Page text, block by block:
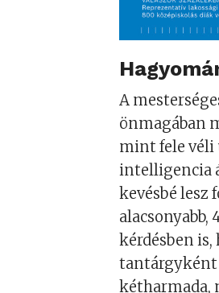
A
önmagában
mint fele véli
intelligencia
kevésbé lesz
alacsonyabb,
kérdésben
tantárgyként
kétharmada,